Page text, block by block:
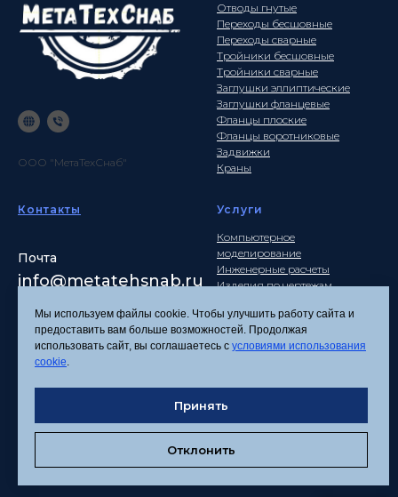
ООО "МетаТехСнаб"
Отводы гнутые
Переходы бесшовные
Переходы сварные
Тройники бесшовные
Тройники сварные
Заглушки эллиптические
Заглушки фланцевые
Фланцы плоские
Фланцы воротниковые
Задвижки
Краны
Контакты
Почта
info@metatehsnab.ru
Услуги
Компьютерное
моделирование
Инженерные расчеты
Изделия по чертежам
Политика
Согласие на обработку
персональных данных
Соглашение об
Мы используем файлы cookie. Чтобы улучшить работу сайта и
предоставить вам больше возможностей. Продолжая
использовать сайт, вы соглашаетесь с условиями использования
cookie.
Принять
Отклонить